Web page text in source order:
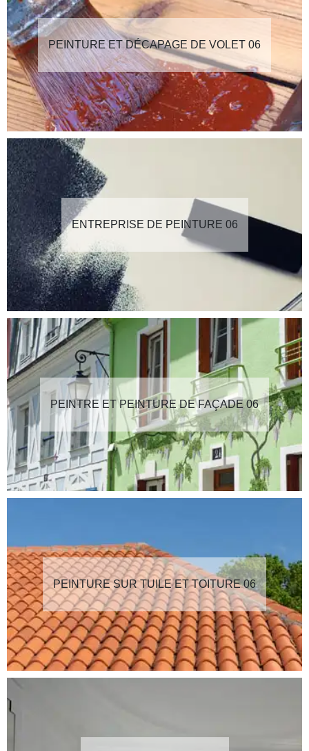
PEINTURE ET DÉCAPAGE DE VOLET 06
ENTREPRISE DE PEINTURE 06
PEINTRE ET PEINTURE DE FAÇADE 06
PEINTURE SUR TUILE ET TOITURE 06